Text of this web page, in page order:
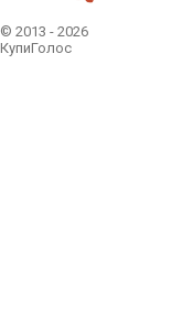
© 2013 - 2026
КупиГолос